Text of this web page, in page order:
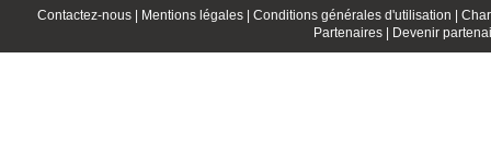
Contactez-nous | Mentions légales | Conditions générales d'utilisation |
Partenaires |
Devenir